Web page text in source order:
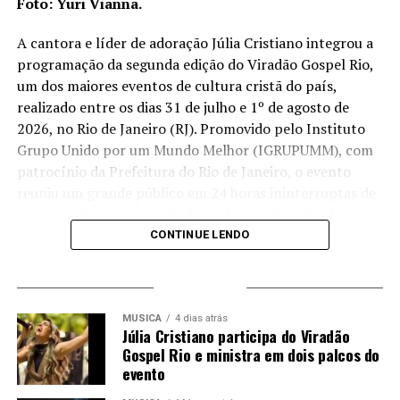
A cantora e líder de adoração Júlia Cristiano integrou a
programação da segunda edição do Viradão Gospel Rio,
um dos maiores eventos de cultura cristã do país,
realizado entre os dias 31 de julho e 1º de agosto de
2026, no Rio de Janeiro (RJ). Promovido pelo Instituto
Grupo Unido por um Mundo Melhor (IGRUPUMM), com
patrocínio da Prefeitura do Rio de Janeiro, o evento
11 palcos espalhados pela cidade.
solidariedade, união e adoração, o evento passou por
locais como Rocinha, Irajá, Centro, Campo Grande,
Praça do Ó, Parque Pavuna, Manguinhos, Parque
Madureira, Parque Piedade e Copacabana.
CONTINUE LENDO
MÚSICA 4 dias atrás
Júlia Cristiano participa do Viradão
Gospel Rio e ministra em dois palcos do
evento